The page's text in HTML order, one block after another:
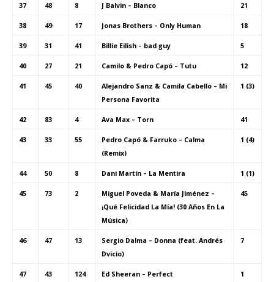
37 48 8 J Balvin – Blanco 21
38 49 17 Jonas Brothers – Only Human 18
39 31 41 Billie Eilish – bad guy 5
40 27 21 Camilo & Pedro Capó – Tutu 12
41 45 40
Alejandro Sanz & Camila Cabello – Mi
Persona Favorita
1 (3)
42 83 4 Ava Max – Torn 41
43 33 55
Pedro Capó & Farruko – Calma
(Remix)
1 (4)
44 50 8 Dani Martín – La Mentira 1 (1)
45 73 2
Miguel Poveda & María Jiménez –
¡Qué Felicidad La Mía! (30 Años En La
Música)
45
46 47 13
Sergio Dalma – Donna (feat. Andrés
Dvicio)
7
47 43 124 Ed Sheeran – Perfect
1